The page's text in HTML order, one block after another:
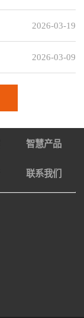
2026-03-19
2026-03-09
智慧产品
联系我们